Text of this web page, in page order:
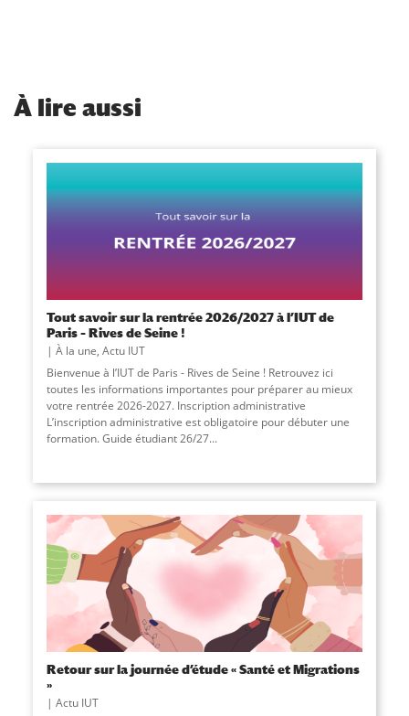
À lire aussi
Tout savoir sur la rentrée 2026/2027 à l’IUT de
Paris – Rives de Seine !
À la une, Actu IUT
Bienvenue à l’IUT de Paris - Rives de Seine ! Retrouvez ici
toutes les informations importantes pour préparer au mieux
votre rentrée 2026-2027. Inscription administrative
L’inscription administrative est obligatoire pour débuter une
formation. Guide étudiant 26/27...
Retour sur la journée d’étude « Santé et Migrations
»
Actu IUT